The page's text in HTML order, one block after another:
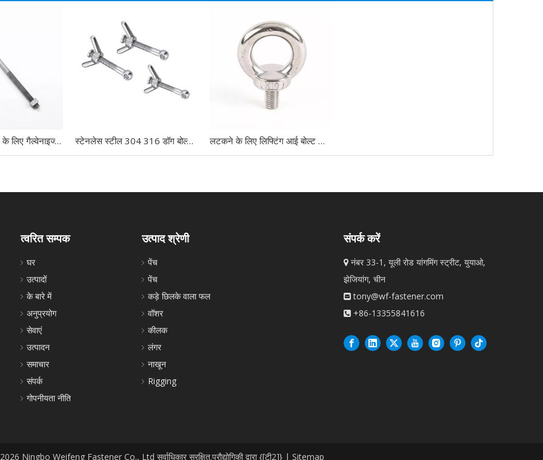
पोल लाइन हार्डवेयर के लिए गैल्वेनाइज्ड ओवल आई बोल्ट स्टेनलेस स्टील 304 316 डॉग बोल्ट आई बोल्ट DIN444 विंग नट्स बटरफ्लाई नट्स के साथ लटकने के लिए लिफ्टिंग आई बोल्ट M10 x 18 मिमी पुरुष धागा 304 स्टेनलेस स्टील
त्वरित सम्पक
घर
उत्पादों
के बारे में
अनुप्रयोग
सेवाएं
उत्पादन
समाचार
संपर्क
गोपनीयता नीति
उत्पाद श्रेणी
पेंच
पेंच
कड़े छिलके वाला फल
वॉशर
कीलक
लंगर
नाखून
Rigging
संपर्क करें
 नंबर 33-1, यूली रोड यांगमिंग स्ट्रीट, युयाओ,
झेजियांग, चीन
 tony@wf-fastener.com
 +86-13355841616
2026 Ningbo Weifeng Fastener Co., Ltd सर्वाधिकार सुरक्षित.प्रौद्योगिकी द्वारा{[टी2]}| Sitemap